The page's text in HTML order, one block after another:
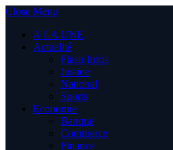
Close Menu
A LA UNE
Actualité
Flash Infos
Justice
National
Sports
Economie
Banque
Commerce
Finance